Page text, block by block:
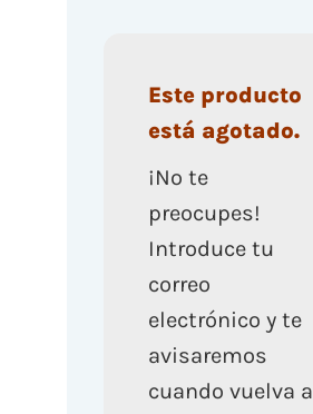
Este producto
está agotado.
¡No te
preocupes!
Introduce tu
correo
electrónico y te
avisaremos
cuando vuelva a